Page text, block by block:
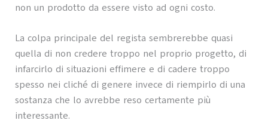
non un prodotto da essere visto ad ogni costo.
La colpa principale del regista sembrerebbe quasi
quella di non credere troppo nel proprio progetto, di
infarcirlo di situazioni effimere e di cadere troppo
spesso nei cliché di genere invece di riempirlo di una
sostanza che lo avrebbe reso certamente più
interessante.